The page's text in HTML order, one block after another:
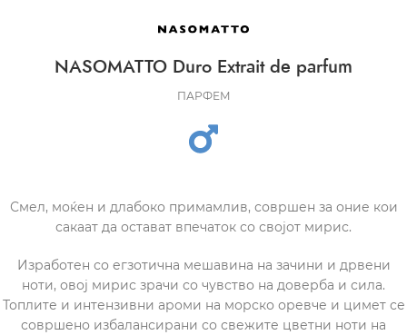
NASOMATTO Duro Extrait de parfum
ПАРФЕМ
Смел, моќен и длабоко примамлив, совршен за оние кои
сакаат да остават впечаток со својот мирис.
Изработен со егзотична мешавина на зачини и дрвени
ноти, овој мирис зрачи со чувство на доверба и сила.
Топлите и интензивни ароми на морско оревче и цимет се
совршено избалансирани со свежите цветни ноти на